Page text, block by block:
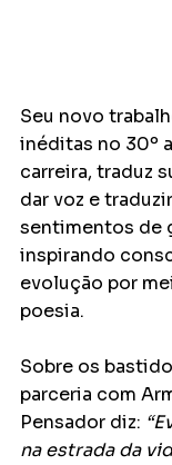
Seu novo
inéditas no 30º
carreira, traduz
dar voz e
sentimentos de
inspirando
evolução por
poesia.
Sobre os
parceria com
Pensador diz:
na estrada da